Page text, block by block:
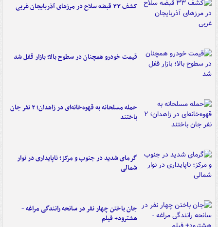
کشف ۳۳ قبضه سلاح در مرزهای آذربایجان غربی
قیمت خودرو همچنان در سطوح بالا؛ بازار قفل شد
حمله مسلحانه به قهوه‌خانه‌ای در زاهدان؛ ۲ نفر جان
باختند
گرمای شدید در جنوب و مرکز؛ ناپایداری در نوار
شمالی
جان باختن چهار نفر در سانحه رانندگی مراغه -
هشترود+ فیلم